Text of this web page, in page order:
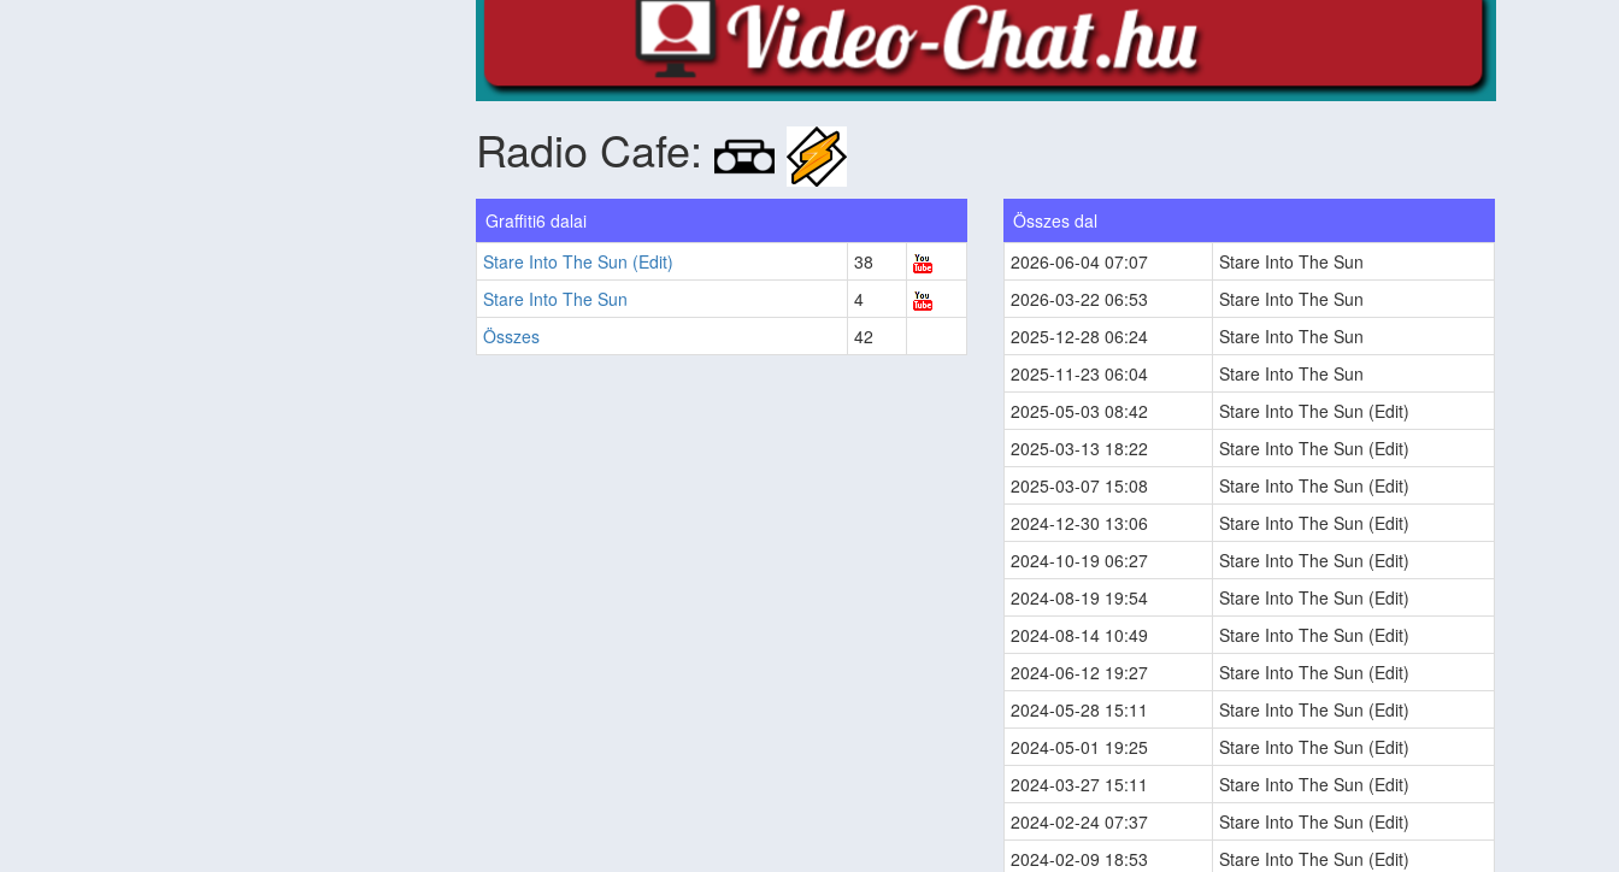
Radio Cafe:
Graffiti6 dalai
Stare Into The Sun (Edit)
38
Stare Into The Sun
4
Összes
42
Összes dal
2026-06-04 07:07
Stare Into The Sun
2026-03-22 06:53
Stare Into The Sun
2025-12-28 06:24
Stare Into The Sun
2025-11-23 06:04
Stare Into The Sun
2025-05-03 08:42
Stare Into The Sun (Edit)
2025-03-13 18:22
Stare Into The Sun (Edit)
2025-03-07 15:08
Stare Into The Sun (Edit)
2024-12-30 13:06
Stare Into The Sun (Edit)
2024-10-19 06:27
Stare Into The Sun (Edit)
2024-08-19 19:54
Stare Into The Sun (Edit)
2024-08-14 10:49
Stare Into The Sun (Edit)
2024-06-12 19:27
Stare Into The Sun (Edit)
2024-05-28 15:11
Stare Into The Sun (Edit)
2024-05-01 19:25
Stare Into The Sun (Edit)
2024-03-27 15:11
Stare Into The Sun (Edit)
2024-02-24 07:37
Stare Into The Sun (Edit)
2024-02-09 18:53
Stare Into The Sun (Edit)